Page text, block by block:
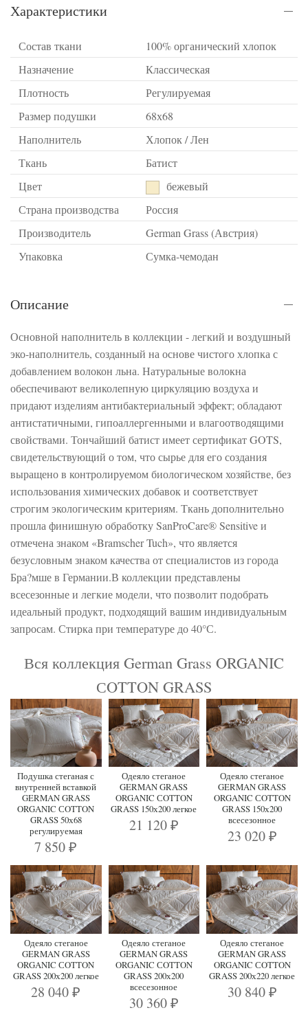
Характеристики
Состав ткани
100% органический хлопок
Назначение
Классическая
Плотность
Регулируемая
Размер подушки
68х68
Наполнитель
Хлопок / Лен
Ткань
Батист
Цвет
бежевый
Страна производства
Россия
Производитель
German Grass (Австрия)
Упаковка
Сумка-чемодан
Описание
Основной наполнитель в коллекции - легкий и воздушный
эко-наполнитель, созданный на основе чистого хлопка с
добавлением волокон льна. Натуральные волокна
обеспечивают великолепную циркуляцию воздуха и
придают изделиям антибактериальный эффект; обладают
антистатичными, гипоаллергенными и влагоотводящими
свойствами. Тончайший батист имеет сертификат GOTS,
свидетельствующий о том, что сырье для его создания
выращено в контролируемом биологическом хозяйстве, без
использования химических добавок и соответствует
строгим экологическим критериям. Ткань дополнительно
прошла финишную обработку SanProCare® Sensitive и
отмечена знаком «Bramscher Tuch», что является
безусловным знаком качества от специалистов из города
Бра?мше в Германии.В коллекции представлены
всесезонные и легкие модели, что позволит подобрать
идеальный продукт, подходящий вашим индивидуальным
запросам. Стирка при температуре до 40°С.
Вся коллекция German Grass ORGANIC
СOTTON GRASS
Подушка стеганая с
внутренней вставкой
GERMAN GRASS
ORGANIC СOTTON
GRASS 50х68
регулируемая
7 850₽
Одеяло стеганое
GERMAN GRASS
ORGANIC СOTTON
GRASS 150х200 легкое
21 120 ₽
Одеяло стеганое
GERMAN GRASS
ORGANIC СOTTON
GRASS 150х200
всесезонное
23 020 ₽
Одеяло стеганое
GERMAN GRASS
ORGANIC СOTTON
GRASS 200х200 легкое
28 040₽
Одеяло стеганое
GERMAN GRASS
ORGANIC СOTTON
GRASS 200х200
всесезонное
30 360 ₽
Одеяло стеганое
GERMAN GRASS
ORGANIC СOTTON
GRASS 200х220 легкое
30 840 ₽